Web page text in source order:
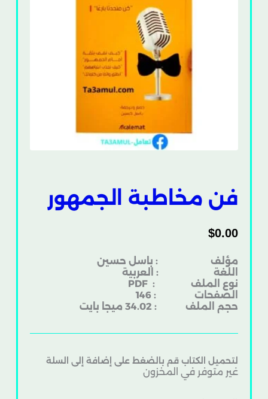
فن مخاطبة الجمهور
$0.00
مؤلف : باسل حسين
اللغة : العربية
نوع الملف: PDF
الصفحات : 146
حجم الملف : 34.02 ميجا بايت
لتحميل الكتاب قم بالضغط على إضافة إلى السلة
غير متوفر في المخزون